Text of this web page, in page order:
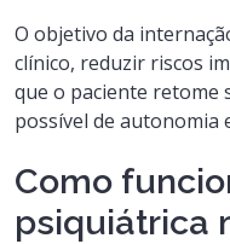
O objetivo da
clínico, reduzir riscos
que o paciente retome
possível de autonomia
Como
psiquiátrica